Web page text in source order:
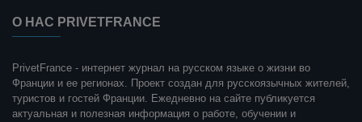
О НАС PRIVETFRANCE
PrivetFrance - интернет журнал на русском языке о жизни во
Франции и ее регионах. Проект создан для русскоязычных жителей,
туристов и гостей Франции. Ежедневно на сайте публикуется
актуальная и полезная информация о работе, обучении и